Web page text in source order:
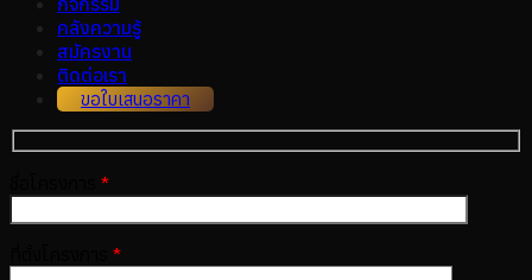
คลังความรู้
สมัครงาน
ติดต่อเรา
ขอใบเสนอราคา
*
*